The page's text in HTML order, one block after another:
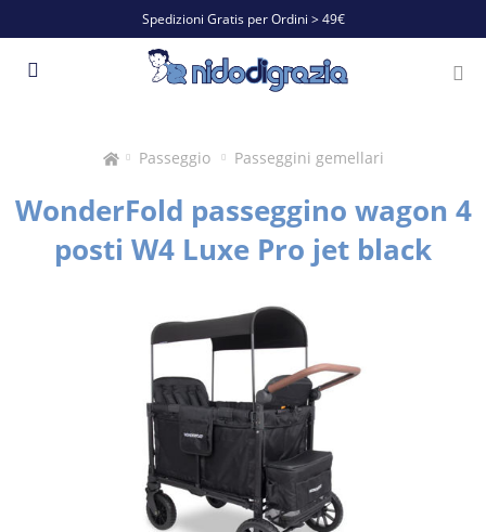
Spedizioni Gratis per Ordini > 49€
Passeggio Passeggini gemellari
WonderFold passeggino wagon 4
posti W4 Luxe Pro jet black